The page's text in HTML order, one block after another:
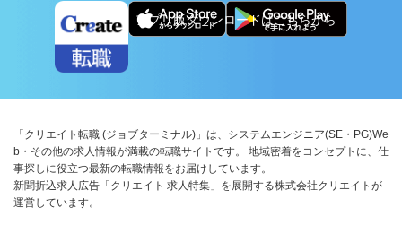
アプリ版ダウンロードはこちらから
「クリエイト転職 (ジョブターミナル)」は、システムエンジニア(SE・PG)We
b・その他の求人情報が満載の転職サイトです。 地域密着をコンセプトに、仕
事探しに役立つ最新の転職情報をお届けしています。
新聞折込求人広告「クリエイト 求人特集」を展開する株式会社クリエイトが
運営しています。